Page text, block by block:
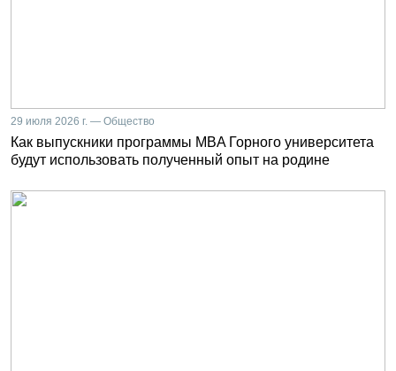
29 июля 2026 г. — Общество
Как выпускники программы MBA Горного университета
будут использовать полученный опыт на родине